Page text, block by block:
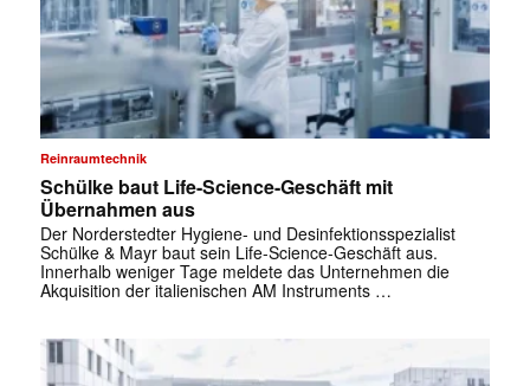
Reinraumtechnik
Schülke baut Life-Science-Geschäft mit
Übernahmen aus
Der Norderstedter Hygiene- und Desinfektionsspezialist
Schülke & Mayr baut sein Life-Science-Geschäft aus.
Innerhalb weniger Tage meldete das Unternehmen die
Akquisition der italienischen AM Instruments …